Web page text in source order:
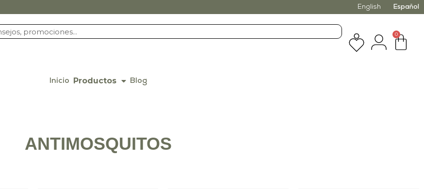
English Español
0
Inicio Productos Blog
ANTIMOSQUITOS